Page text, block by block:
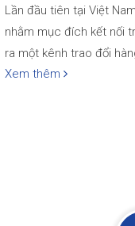
Lần đầu tiên tại Việt
nhằm mục đích kết nối
ra một kênh trao đổi
Xem thêm